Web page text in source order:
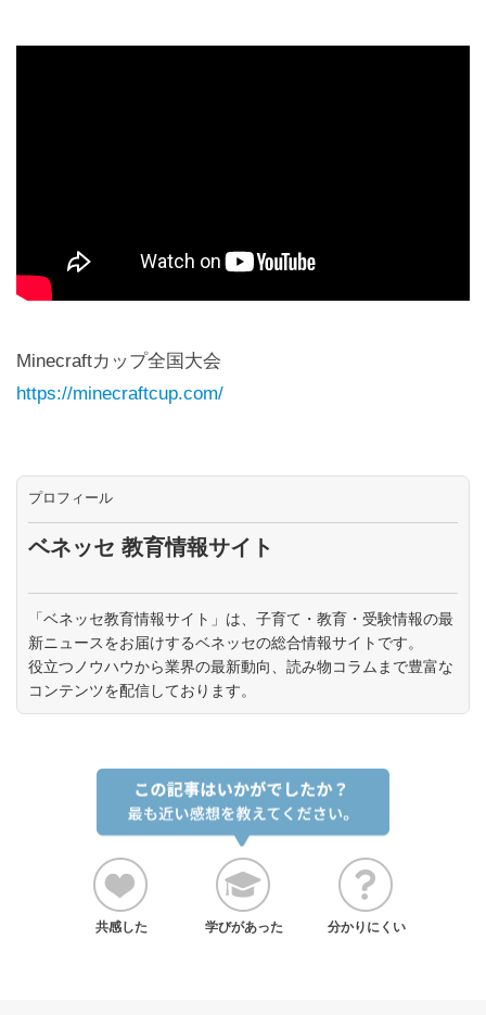
Minecraftカップ全国大会
https://minecraftcup.com/
プロフィール
ベネッセ 教育情報サイト
「ベネッセ教育情報サイト」は、子育て・教育・受験情報の最
新ニュースをお届けするベネッセの総合情報サイトです。
役立つノウハウから業界の最新動向、読み物コラムまで豊富な
コンテンツを配信しております。
共感した 学びがあった 分かりにくい